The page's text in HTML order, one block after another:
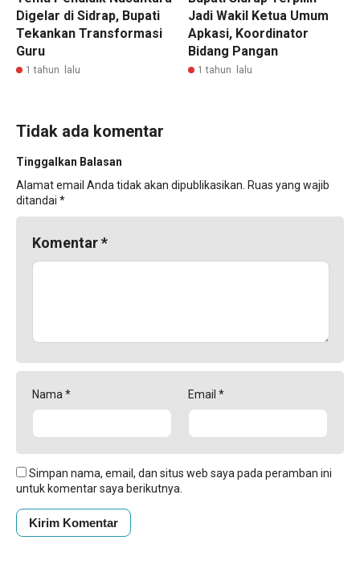
Digelar di Sidrap, Bupati
Tekankan Transformasi
Guru
1 tahun lalu
Jadi Wakil Ketua Umum
Apkasi, Koordinator
Bidang Pangan
1 tahun lalu
Tidak ada komentar
Tinggalkan Balasan
Alamat email Anda tidak akan dipublikasikan. Ruas yang wajib
ditandai *
Komentar*
Nama* Email *
Simpan nama, email, dan situs web saya pada peramban ini
untuk komentar saya berikutnya.